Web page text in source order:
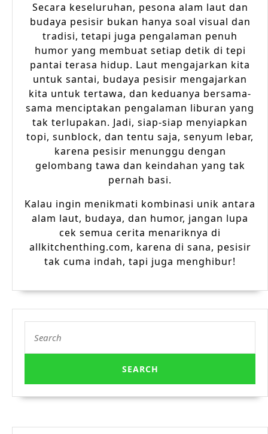
Secara keseluruhan, pesona alam laut dan
budaya pesisir bukan hanya soal visual dan
tradisi, tetapi juga pengalaman penuh
humor yang membuat setiap detik di tepi
pantai terasa hidup. Laut mengajarkan kita
untuk santai, budaya pesisir mengajarkan
kita untuk tertawa, dan keduanya bersama-
sama menciptakan pengalaman liburan yang
tak terlupakan. Jadi, siap-siap menyiapkan
topi, sunblock, dan tentu saja, senyum lebar,
karena pesisir menunggu dengan
gelombang tawa dan keindahan yang tak
pernah basi.
Kalau ingin menikmati kombinasi unik antara
alam laut, budaya, dan humor, jangan lupa
cek semua cerita menariknya di
allkitchenthing.com, karena di sana, pesisir
tak cuma indah, tapi juga menghibur!
for: